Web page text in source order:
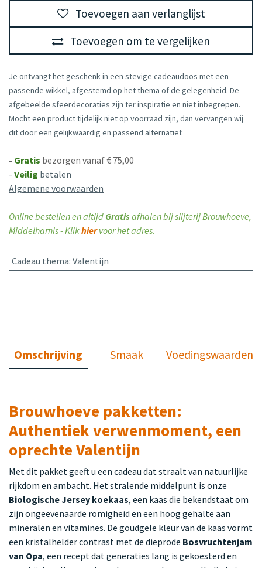
Toevoegen om te vergelijken
Toevoegen aan verlanglijst
Je ontvangt het geschenk in een stevige cadeaudoos met een
passende wikkel, afgestemd op het thema of de gelegenheid. De
afgebeelde sfeerdecoraties zijn ter inspiratie en niet inbegrepen.
Mocht een product tijdelijk niet op voorraad zijn, dan vervangen wij
dit door een gelijkwaardig en passend alternatief.
- Gratis bezorgen vanaf € 75,00
- Veilig betalen
Algemene voorwaarden
Online bestellen en altijd Gratisafhalen bij slijterij Brouwhoeve,
Middelharnis - Klikhiervoor het adres.
Cadeau thema: Valentijn
Omschrijving Smaak Voedingswaarden
Brouwhoeve pakketten:
Authentiek verwenmoment, een
oprechte Valentijn
Met dit pakket geeft u een cadeau dat straalt van natuurlijke
rijkdom en ambacht. Het stralende middelpunt is onze
Biologische Jersey koekaas, een kaas die bekendstaat om
zijn ongeëvenaarde romigheid en een hoog gehalte aan
mineralen en vitamines. De goudgele kleur van de kaas vormt
een kristalhelder contrast met de dieprode Bosvruchtenjam
van Opa, een recept dat generaties lang is gekoesterd en